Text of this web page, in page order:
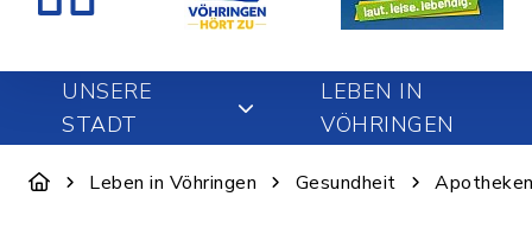
UNSERE
STADT
LEBEN IN
VÖHRINGEN
Leben in Vöhringen Gesundheit